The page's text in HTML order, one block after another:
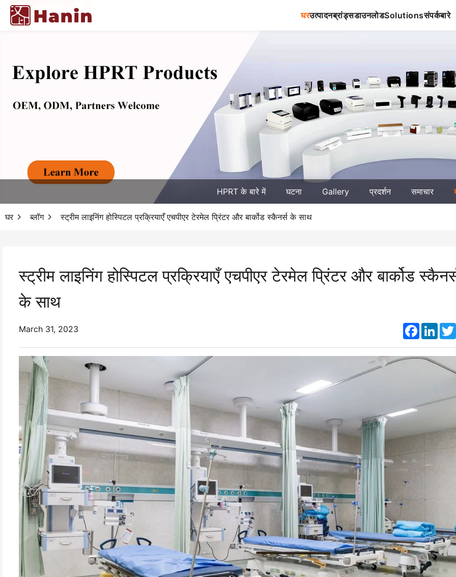
घरउत्पादनब्रांड्सडाउनलोडSolutionsसंपर्कबारे
HPRT के बारे में घटना Gallery प्रदर्शन समाचार
घर ब्लॉग स्ट्रीम लाइनिंग होस्पिटल प्रक्रियाएँ एचपीएर टेरमेल प्रिंटर और बार्कोड स्कैनर्स के साथ
स्ट्रीम लाइनिंग होस्पिटल प्रक्रियाएँ एचपीएर टेरमेल प्रिंटर और बार्कोड
के साथ
March 31, 2023